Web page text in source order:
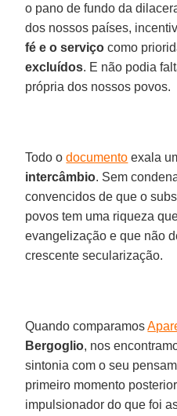
o pano de fundo da
dos nossos países,
fé e o serviço como
excluídos. E não podia
própria dos nossos povos.
Todo odocumento exala
intercâmbio. Sem
convencidos de que o
povos tem uma riqueza
evangelização e que não
crescente secularização.
Quando comparamos
Bergoglio, nos
sintonia com o seu
primeiro momento
impulsionador do que foi